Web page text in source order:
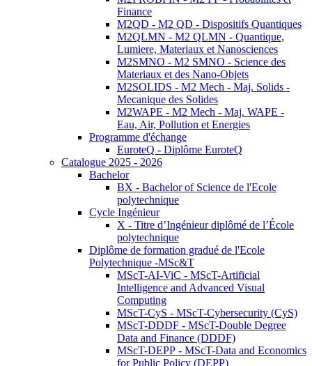
Finance
M2QD - M2 QD - Dispositifs Quantiques
M2QLMN - M2 QLMN - Quantique,
Lumiere, Materiaux et Nanosciences
M2SMNO - M2 SMNO - Science des
Materiaux et des Nano-Objets
M2SOLIDS - M2 Mech - Maj. Solids -
Mecanique des Solides
M2WAPE - M2 Mech - Maj. WAPE -
Eau, Air, Pollution et Energies
Programme d'échange
EuroteQ - Diplôme EuroteQ
Catalogue 2025 - 2026
Bachelor
BX - Bachelor of Science de l'Ecole
polytechnique
Cycle Ingénieur
X - Titre d’Ingénieur diplômé de l’École
polytechnique
Diplôme de formation gradué de l'Ecole
Polytechnique -MSc&T
MScT-AI-ViC - MScT-Artificial
Intelligence and Advanced Visual
Computing
MScT-CyS - MScT-Cybersecurity (CyS)
MScT-DDDF - MScT-Double Degree
Data and Finance (DDDF)
MScT-DEPP - MScT-Data and Economics
for Public Policy (DEPP)